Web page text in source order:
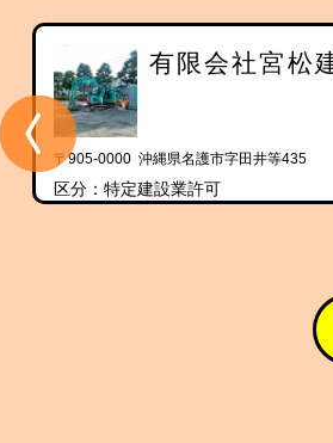
有限会社宮松
〒905-0000 沖縄県名護市字田井等435
区分：特定建設業許可